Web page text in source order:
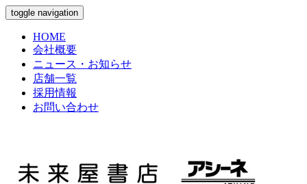
toggle navigation
HOME
会社概要
ニュース・お知らせ
店舗一覧
採用情報
お問い合わせ